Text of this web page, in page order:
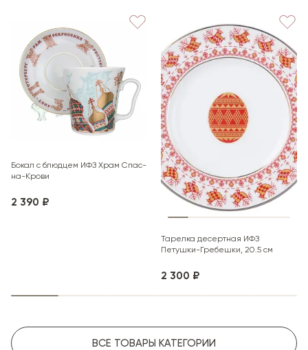
Бокал с блюдцем ИФЗ Храм Спас-
на-Крови
2 390 ₽
Тарелка десертная ИФЗ
Петушки-Гребешки, 20.5 см
2 300 ₽
ВСЕ ТОВАРЫ КАТЕГОРИИ